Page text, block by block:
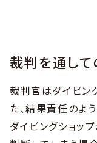
裁判を通し
裁判官はダイビン
た、結果責任のよ
ダイビングショッ